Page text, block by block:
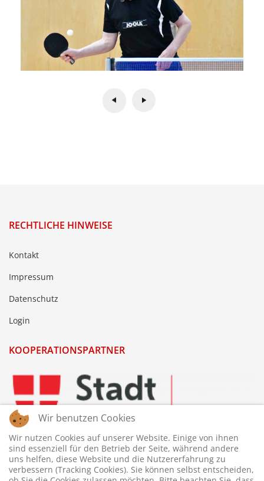
RECHTLICHE HINWEISE
Kontakt
Impressum
Datenschutz
Login
KOOPERATIONSPARTNER
Wir benutzen Cookies
Wir nutzen Cookies auf unserer Website. Einige von ihnen
sind essenziell für den Betrieb der Seite, während andere
uns helfen, diese Website und die Nutzererfahrung zu
verbessern (Tracking Cookies). Sie können selbst entscheiden,